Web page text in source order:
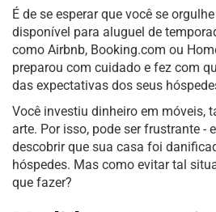
É de se esperar que você se
disponível para aluguel de
como Airbnb, Booking.com ou
preparou com cuidado e fez com
das expectativas dos seus
Você investiu dinheiro em móveis,
arte. Por isso, pode ser frustrante -
descobrir que sua casa foi
hóspedes. Mas como evitar tal
que fazer?